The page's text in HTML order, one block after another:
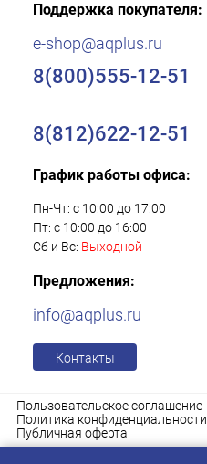
Поддержка покупателя:
e-shop@aqplus.ru
8(800)555-12-51
8(812)622-12-51
График работы офиса:
Пн-Чт: с 10:00 до 17:00
Пт: с 10:00 до 16:00
Сб и Вс: Выходной
Предложения:
info@aqplus.ru
Контакты
Пользовательское соглашение
Политика конфиденциальности
Публичная оферта